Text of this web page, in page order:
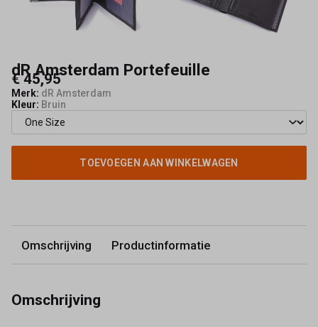
dR Amsterdam Portefeuille
€ 45,95
Merk: dR Amsterdam
Kleur: Bruin
TOEVOEGEN AAN WINKELWAGEN
Omschrijving Productinformatie
Omschrijving